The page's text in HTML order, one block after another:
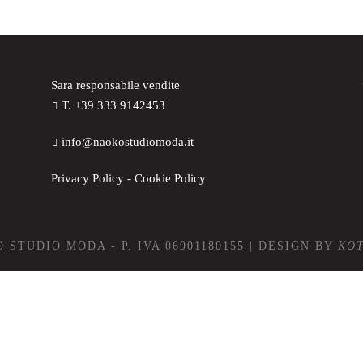
Sara responsabile vendite
T. +39 333 9142453
info@naokostudiomoda.it
Privacy Policy -Cookie Policy
STUDIO MODA - P. IVA 06901180155 | DESIGN BY